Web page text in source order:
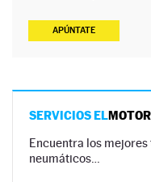
APÚNTATE
SERVICIOS ELMOTOR
Encuentra los
neumáticos…